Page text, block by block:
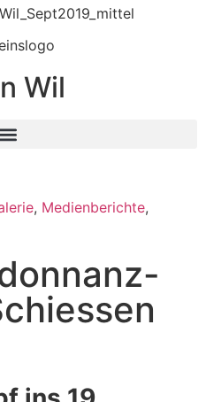
Wil
, Medienberichte,